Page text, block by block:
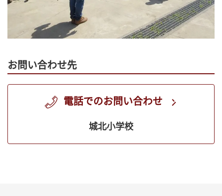
お問い合わせ先
電話でのお問い合わせ
城北小学校